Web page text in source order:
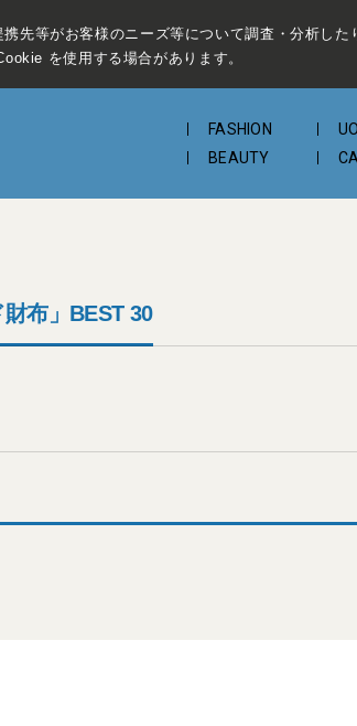
先等がお客様のニーズ等について調査・分析した
を使用する場合があります。
FASHION
BEAUTY
布」BEST 30